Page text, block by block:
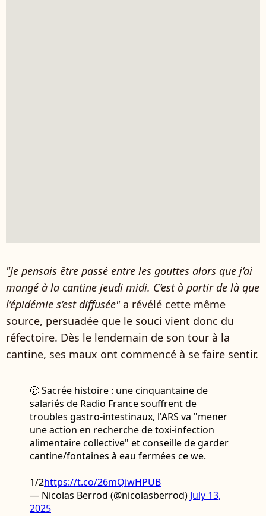
"Je pensais être passé entre les gouttes alors que j’ai
mangé à la cantine jeudi midi. C’est à partir de là que
l’épidémie s’est diffusée"a révélé cette même
source, persuadée que le souci vient donc du
réfectoire. Dès le lendemain de son tour à la
cantine, ses maux ont commencé à se faire sentir.
🤢 Sacrée histoire : une cinquantaine de
salariés de Radio France souffrent de
troubles gastro-intestinaux, l'ARS va "mener
une action en recherche de toxi-infection
alimentaire collective" et conseille de garder
cantine/fontaines à eau fermées ce we.
1/2https://t.co/26mQiwHPUB
— Nicolas Berrod (@nicolasberrod) July 13,
2025